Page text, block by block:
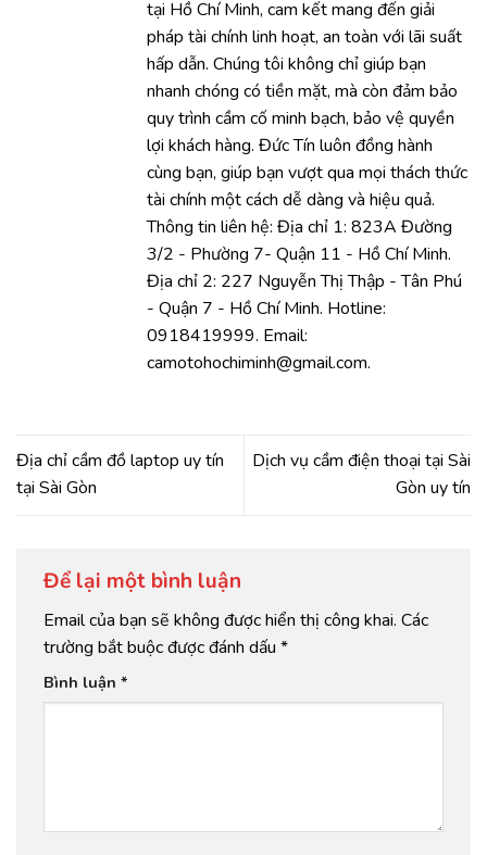
tại Hồ Chí Minh, cam kết mang đến giải
pháp tài chính linh hoạt, an toàn với lãi suất
hấp dẫn. Chúng tôi không chỉ giúp bạn
nhanh chóng có tiền mặt, mà còn đảm bảo
quy trình cầm cố minh bạch, bảo vệ quyền
lợi khách hàng. Đức Tín luôn đồng hành
cùng bạn, giúp bạn vượt qua mọi thách thức
tài chính một cách dễ dàng và hiệu quả.
Thông tin liên hệ: Địa chỉ 1: 823A Đường
3/2 - Phường 7- Quận 11 - Hồ Chí Minh.
Địa chỉ 2: 227 Nguyễn Thị Thập - Tân Phú
- Quận 7 - Hồ Chí Minh. Hotline:
0918419999. Email:
camotohochiminh@gmail.com.
Địa chỉ cầm đồ laptop uy tín
tại Sài Gòn
Dịch vụ cầm điện thoại tại Sài
Gòn uy tín
Để lại một bình luận
Email của bạn sẽ không được hiển thị công khai. Các
trường bắt buộc được đánh dấu *
Bình luận *